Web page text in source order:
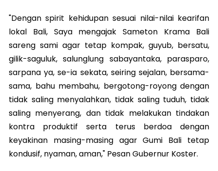
"Dengan spirit kehidupan sesuai nilai-nilai kearifan
lokal Bali, Saya mengajak Sameton Krama Bali
sareng sami agar tetap kompak, guyub, bersatu,
gilik-saguluk, salunglung sabayantaka, parasparo,
sarpana ya, se-ia sekata, seiring sejalan, bersama-
sama, bahu membahu, bergotong-royong dengan
tidak saling menyalahkan, tidak saling tuduh, tidak
saling menyerang, dan tidak melakukan tindakan
kontra produktif serta terus berdoa dengan
keyakinan masing-masing agar Gumi Bali tetap
kondusif, nyaman, aman," Pesan Gubernur Koster.